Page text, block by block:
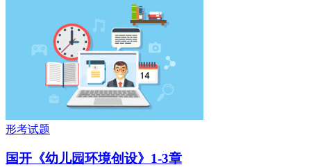
形考试题
国开《幼儿园环境创设》1-3章